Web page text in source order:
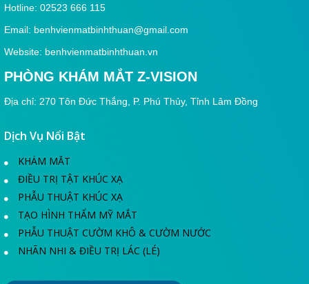
Hotline: 02523 666 115
Email: benhvienmatbinhthuan@gmail.com
Website: benhvienmatbinhthuan.vn
PHÒNG KHÁM MẮT Z-VISION
Địa chỉ: 270 Tôn Đức Thắng, P. Phú Thủy, Tỉnh Lâm Đồng
Dịch Vụ Nổi Bật
KHÁM MẮT
ĐIỀU TRỊ TẬT KHÚC XẠ
PHẪU THUẬT KHÚC XẠ
TẠO HÌNH THẨM MỸ MẮT
PHẪU THUẬT CƯỜM KHÔ & CƯỜM NƯỚC
NHÃN NHI & ĐIỀU TRỊ LÁC (LÉ)